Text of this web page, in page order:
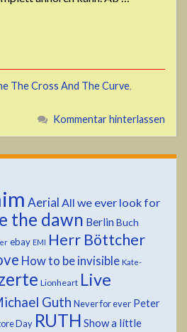
The Cross And The Curve,
Kommentar hinterlassen
Aerial All we ever look for
the dawn Berlin Buch
ebay EMI Herr Böttcher
How to be invisible Kate-
Lionheart Live
Guth Never for ever Peter
Day RUTH Show a little